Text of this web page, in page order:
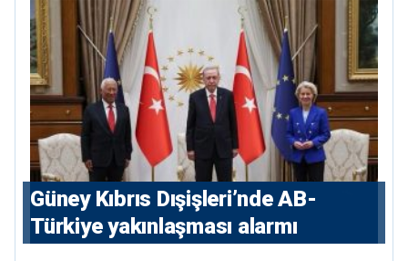
Güney Kıbrıs Dışişleri’nde AB-
Türkiye yakınlaşması alarmı